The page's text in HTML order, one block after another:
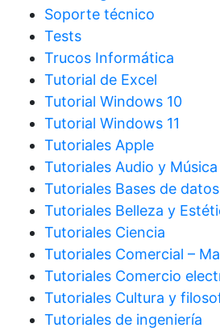
Soporte técnico
Tests
Trucos Informática
Tutorial de Excel
Tutorial Windows 10
Tutorial Windows 11
Tutoriales Apple
Tutoriales Audio y Música
Tutoriales Bases de datos
Tutoriales Belleza y
Tutoriales Ciencia
Tutoriales Comercial –
Tutoriales Comercio
Tutoriales Cultura y
Tutoriales de ingeniería